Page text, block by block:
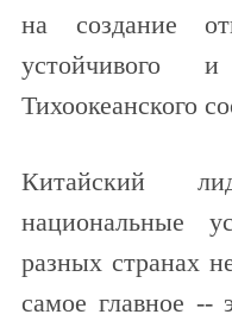
на создание
устойчивого
Тихоокеанского
Китайский
национальные
разных странах
самое главное --